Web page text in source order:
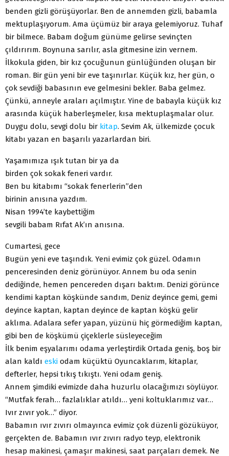
benden gizli görüşüyorlar. Ben de annemden gizli, babamla
mektuplaşıyorum. Ama üçümüz bir araya gelemiyoruz. Tuhaf
bir bilmece. Babam doğum günüme gelirse sevinçten
çıldırırım. Boynuna sarılır, asla gitmesine izin vernem.
İlkokula giden, bir kız çocuğunun günlüğünden oluşan bir
roman. Bir gün yeni bir eve taşınırlar. Küçük kız, her gün, o
çok sevdiği babasının eve gelmesini bekler. Baba gelmez.
Çünkü, anneyle araları açılmıştır. Yine de babayla küçük kız
arasında küçük haberleşmeler, kısa mektuplaşmalar olur.
Duygu dolu, sevgi dolu bir kitap. Sevim Ak, ülkemizde çocuk
kitabı yazan en başarılı yazarlardan biri.
Yaşamımıza ışık tutan bir ya da
birden çok sokak feneri vardır.
Ben bu kitabımı “sokak fenerlerin”den
birinin anısına yazdım.
Nisan 1994’te kaybettiğim
sevgili babam Rıfat Ak’ın anısına.
Cumartesi, gece
Bugün yeni eve taşındık. Yeni evimiz çok güzel. Odamın
penceresinden deniz görünüyor. Annem bu oda senin
dediğinde, hemen pencereden dışarı baktım. Denizi görünce
kendimi kaptan köşkünde sandım, Deniz deyince gemi, gemi
deyince kaptan, kaptan deyince de kaptan köşkü gelir
aklıma. Adalara sefer yapan, yüzünü hiç görmediğim kaptan,
gibi ben de köşkümü çiçeklerle süsleyeceğim
İlk benim eşyalarımı odama yerleştirdik Ortada geniş, boş bir
alan kaldı eski odam küçüktü Oyuncaklarım, kitaplar,
defterler, hepsi tıkış tıkıştı. Yeni odam geniş.
Annem şimdiki evimizde daha huzurlu olacağımızı söylüyor.
“Mutfak ferah… fazlalıklar atıldı… yeni koltuklarımız var…
Ivır zıvır yok…” diyor.
Babamın ıvır zıvırı olmayınca evimiz çok düzenli gözüküyor,
gerçekten de. Babamın ıvır zıvırı radyo teyp, elektronik
hesap makinesi, çamaşır makinesi, saat parçaları demek. Ne